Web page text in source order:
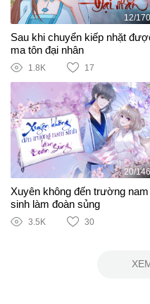
12/170
Sau khi chuyển kiếp nhặt
ma tôn đại nhân
1.8K 17
20/146
Xuyên không đến trường nam
sinh làm đoàn sủng
3.5K 30